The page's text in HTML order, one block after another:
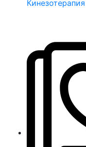
Кинезотерапия